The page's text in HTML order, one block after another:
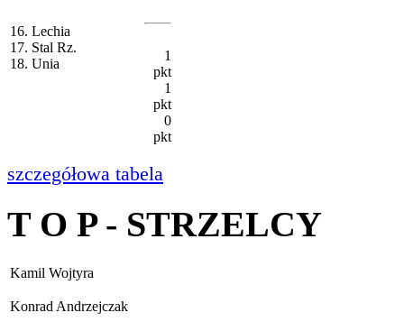
16. Lechia
17. Stal Rz.
18. Unia
1
pkt
1
pkt
0
pkt
szczegółowa tabela
T O P - STRZELCY
Kamil Wojtyra
Konrad Andrzejczak